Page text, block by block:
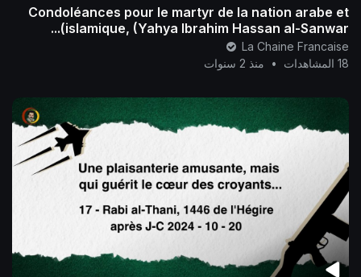
Condoléances pour le martyr de la nation arabe et
islamique, (Yahya Ibrahim Hassan al-Sanwar)...
La Chaine Francaise
18 المشاهدات
• منذ 2 سنوات